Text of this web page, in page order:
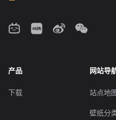
产品
下载
网站导
站点地
壁纸分